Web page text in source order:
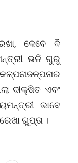
କେବେ ବି
ଭଳି ଗୁରୁ
ଦୀକ୍ଷିତ ଏବଂ
ଭାବେ
ଗୁପ୍ତା ।